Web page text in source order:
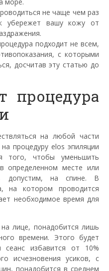
не чаще чем раз
убережет вашу кожу от
подходит не всем,
с которыми
досчитав эту статью до
процедура
на любой части
процедуру elos эпиляции
того, чтобы уменьшить
определенном месте или
допустим, на спине. В
на котором проводится
необходимое время для
лице, понадобится лишь
времени. Этого будет
избавится от 10%
исчезновения усиков, с
понадобится в среднем